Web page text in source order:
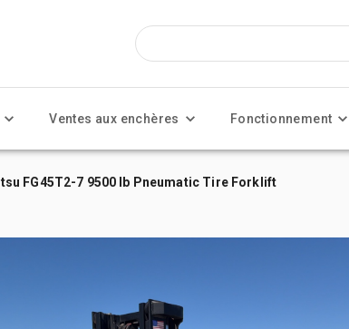
Ventes aux enchères Fonctionnement
FG45T2-7 9500 lb Pneumatic Tire Forklift